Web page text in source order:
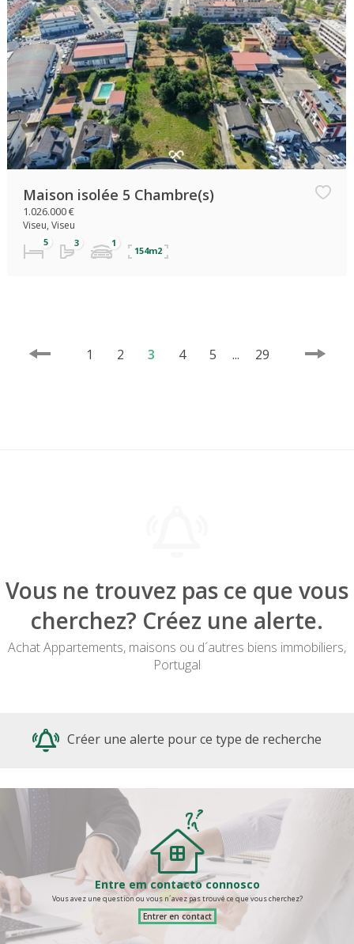
Maison isolée 5 Chambre(s)
1.026.000 €
Viseu, Viseu
154m2
1 2 3 4 5 ... 29
Vous ne trouvez pas ce que vous
cherchez? Créez une alerte.
Achat Appartements, maisons ou d´autres biens immobiliers,
Portugal
Créer une alerte pour ce type de recherche
Entre em contacto connosco
Vous avez une question ou vous n´avez pas trouvé ce que vous cherchez?
Entrer en contact